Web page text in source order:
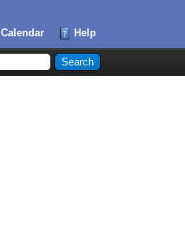
Calendar Help